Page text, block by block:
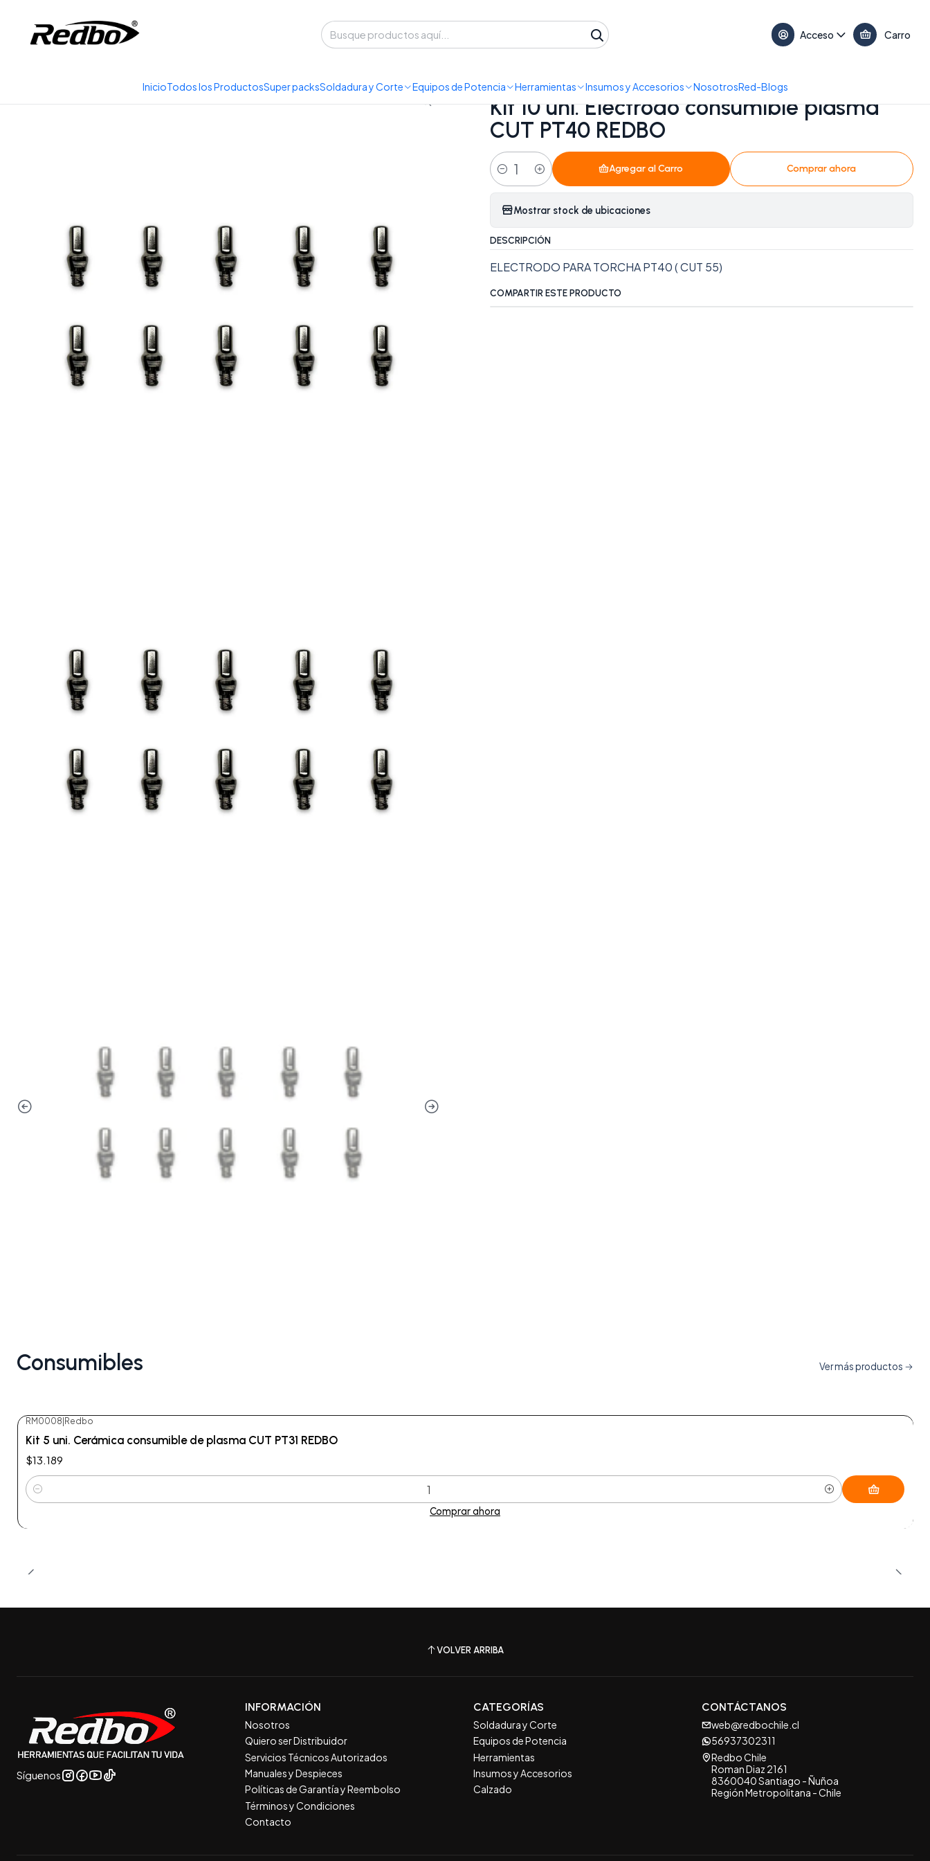
Acceso Carro
InicioTodos los ProductosSuper packsSoldadura y Corte Equipos de Potencia Herramientas Insumos y Accesorios NosotrosRed-Blogs
Insumos y Accesorios Consumibles Kit 10 uni. Electrodo consumible plasma CUT PT40 REDBO
|
Kit 10 uni. Electrodo consumible plasma
CUT PT40 REDBO
Cantidad
Agregar al Carro Comprar ahora
Mostrar stock de ubicaciones
DESCRIPCIÓN
ELECTRODO PARA TORCHA PT40 ( CUT 55)
COMPARTIR ESTE PRODUCTO
Consumibles Ver más productos
RM0008 Redbo
Kit 5 uni. Cerámica consumible de plasma CUT PT31 REDBO
$13.189
Cantidad
Comprar ahora
VOLVER ARRIBA
Síguenos
INFORMACIÓN
Nosotros
Quiero ser Distribuidor
Servicios Técnicos Autorizados
Manuales y Despieces
Políticas de Garantía y Reembolso
Términos y Condiciones
Contacto
CATEGORÍAS
Soldadura y Corte
Equipos de Potencia
Herramientas
Insumos y Accesorios
Calzado
CONTÁCTANOS
web@redbochile.cl
56937302311
Redbo Chile
Roman Diaz 2161
8360040 Santiago - Ñuñoa
Región Metropolitana - Chile